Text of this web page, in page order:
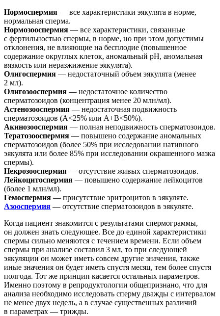
Нормоспермия — все характеристики эякулята в норме,
нормальная сперма.
Нормозооспермия — все характеристики, связанные
с фертильностью спермы, в норме, но при этом допустимы
отклонения, не влияющие на бесплодие (повышенное
содержание округлых клеток, аномальный pH, аномальная
вязкость или неразжижение эякулята).
Олигоспермия — недостаточный объем эякулята (менее
2 мл).
Олигозооспермия — недостаточное количество
сперматозоидов (концентрация менее 20 млн/мл).
Астенозооспермия — недостаточная подвижность
сперматозоидов (А<25% или A+B<50%).
Акинозооспермия — полная неподвижность сперматозоидов.
Тератозооспермия — повышено содержание аномальных
сперматозоидов (более 50% при исследовании нативного
эякулята или более 85% при исследовании окрашенного мазка
спермы).
Некрозооспермия — отсутствие живых сперматозоидов.
Лейкоцитоспермия — повышено содержание лейкоцитов
(более 1 млн/мл).
Гемоспермия — присутствие эритроцитов в эякуляте.
Азооспермия — отсутствие сперматозоидов в эякуляте.
Когда пациент знакомится с результатами спермограммы,
он должен знать следующее. Все до единой характеристики
спермы сильно меняются с течением времени. Если объем
спермы при анализе составил 3 мл, то при следующей
эякуляции он может иметь совсем другие значения, также
иные значения он будет иметь спустя месяц, тем более спустя
полгода. Тот же принцип касается остальных параметров.
Именно поэтому в репродуктологии общепризнано, что для
анализа необходимо исследовать сперму дважды с интервалом
не менее двух недель, а в случае существенных различий
в параметрах — трижды.